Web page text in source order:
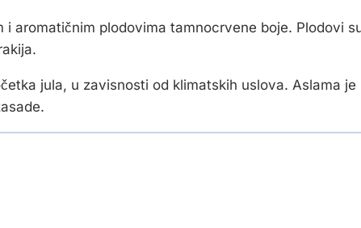
aromatičnim plodovima tamnocrvene boje. Plodovi
jula, u zavisnosti od klimatskih uslova. Aslama